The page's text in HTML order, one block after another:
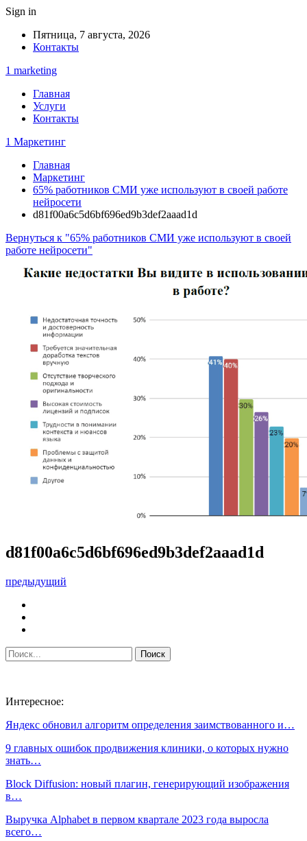
Sign in
Пятница, 7 августа, 2026
Контакты
1 marketing
Главная
Услуги
Контакты
1 Маркетинг
Главная
Маркетинг
65% работников СМИ уже используют в своей работе
нейросети
d81f00a6c5d6bf696ed9b3def2aaad1d
Вернуться к "65% работников СМИ уже используют в своей
работе нейросети"
d81f00a6c5d6bf696ed9b3def2aaad1d
предыдущий
Интересное:
Яндекс обновил алгоритм определения заимствованного и…
9 главных ошибок продвижения клиники, о которых нужно
знать…
Block Diffusion: новый плагин, генерирующий изображения
в…
Выручка Alphabet в первом квартале 2023 года выросла
всего…